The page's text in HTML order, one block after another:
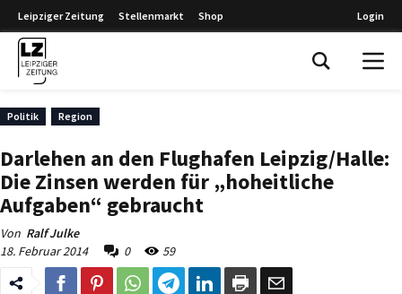
Leipziger Zeitung Stellenmarkt Shop Login
Politik Region
Darlehen an den Flughafen Leipzig/Halle:
Die Zinsen werden für „hoheitliche
Aufgaben“ gebraucht
Von Ralf Julke
18. Februar 2014
0 59